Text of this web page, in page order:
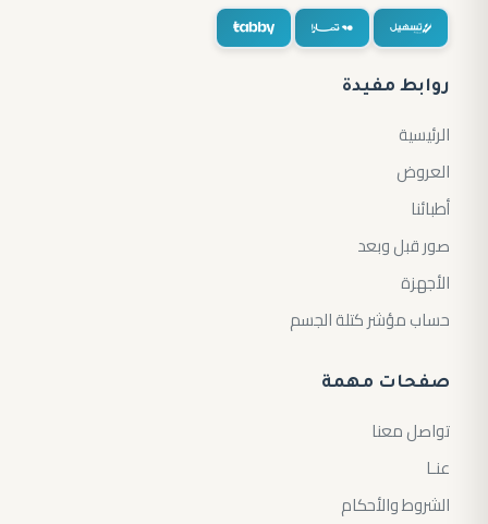
روابط مفيدة
الرئيسية
العروض
أطبائنا
صور قبل وبعد
الأجهزة
حساب مؤشر كتلة الجسم
صفحات مهمة
تواصل معنا
عنـا
الشروط والأحكام